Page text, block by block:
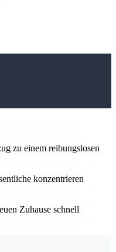
zu einem reibungslosen
konzentrieren
Zuhause schnell